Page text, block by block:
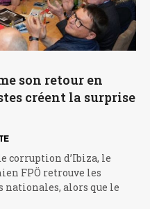
son retour en
créent la surprise
corruption d’Ibiza, le
FPÖ retrouve les
nationales, alors que le